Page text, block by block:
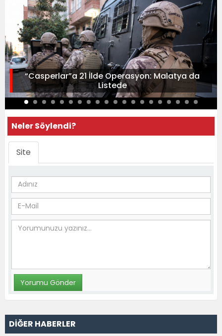
“Casperlar”a 21 İlde Operasyon: Malatya da
Listede
Neler Söylendi?
Site
DİĞER HABERLER